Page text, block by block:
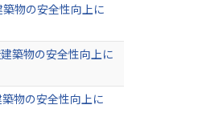
物の安全性向上に
築物の安全性向上に
物の安全性向上に